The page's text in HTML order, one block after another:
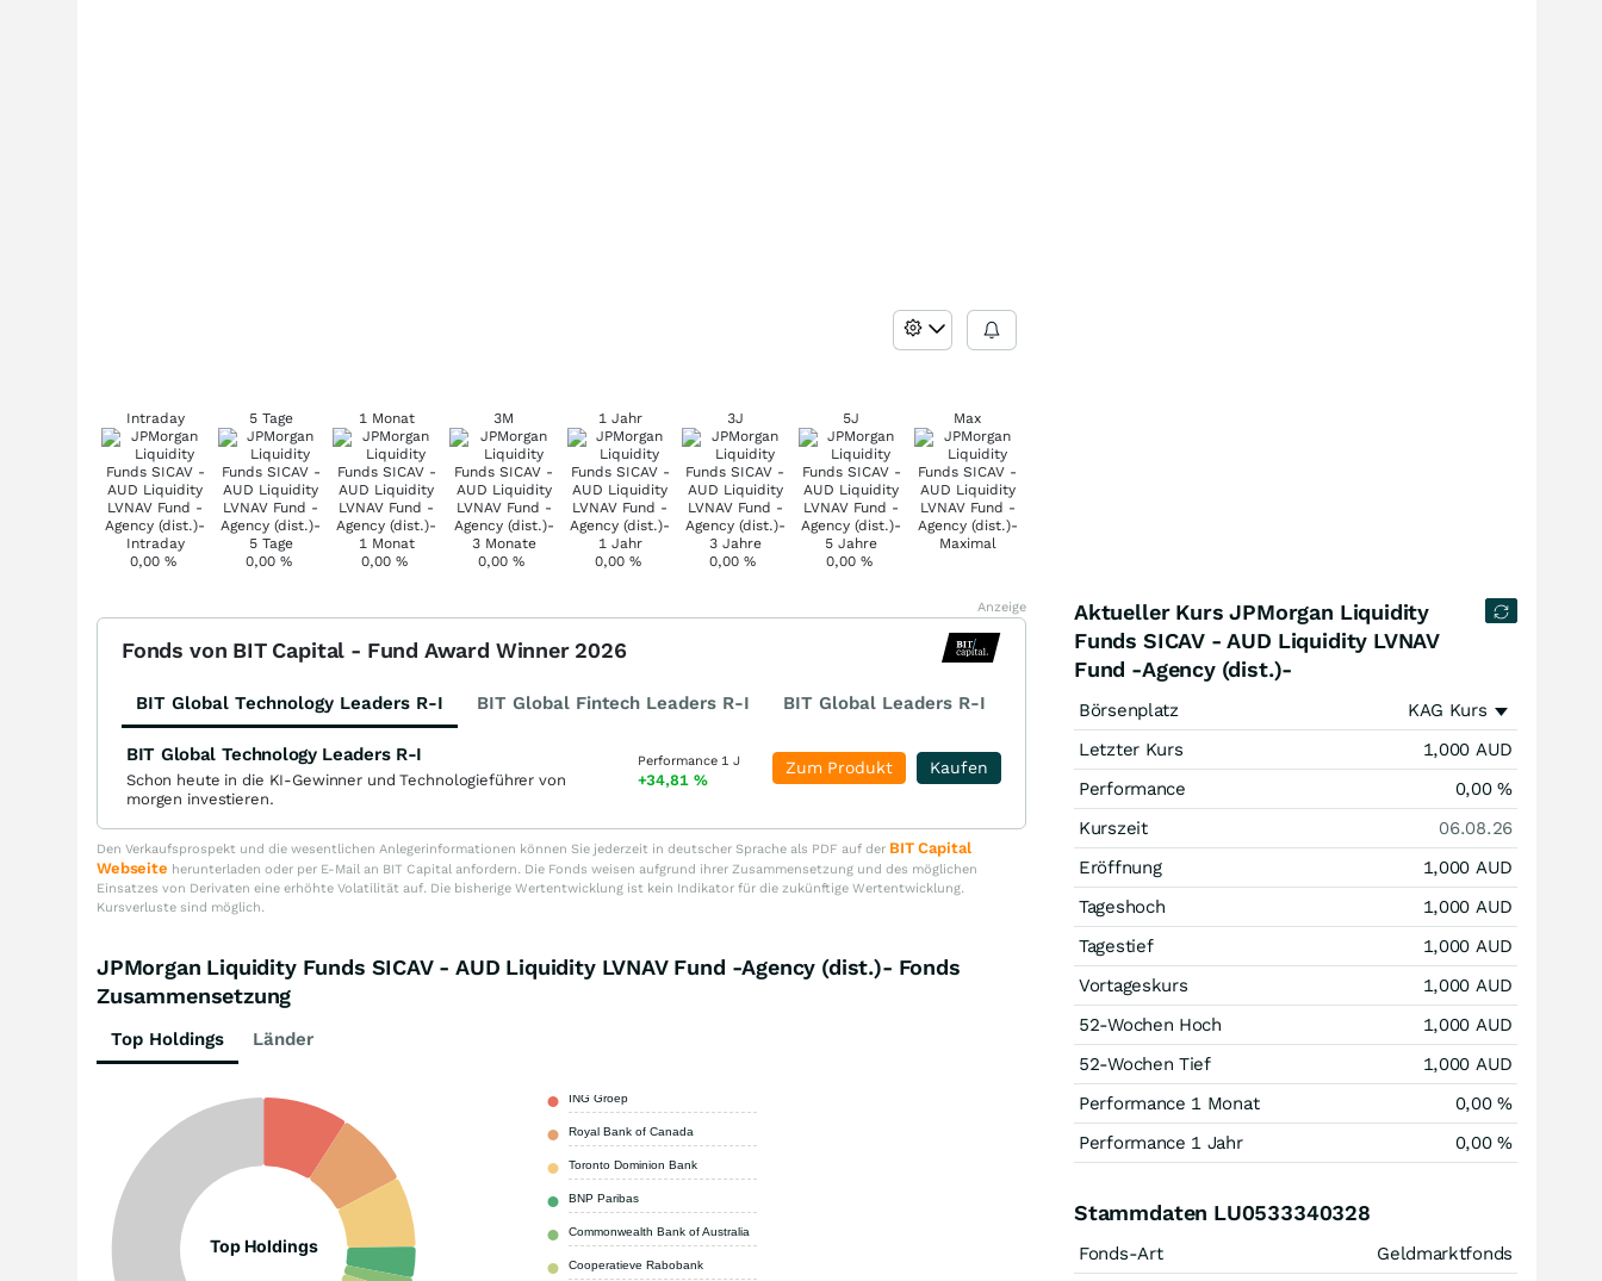
Intraday
0,00 %
5 Tage
0,00 %
1 Monat
0,00 %
3M
0,00%
1 Jahr
0,00 %
3J
0,00%
5J
0,00 %
Max
Anzeige
Fonds von BIT Capital - Fund Award Winner 2026
BIT Global Technology Leaders R-I BIT Global Fintech Leaders R-I BIT Global Leaders R-I
BIT Global Technology Leaders R-I
Schon heute in die KI-Gewinner und Technologieführer von
morgen investieren.
Performance 1 J
+34,81 %
Kaufen
Zum Produkt
Den Verkaufsprospekt und die wesentlichen Anlegerinformationen können Sie jederzeit in deutscher Sprache als PDF auf der BIT Capital
Webseite herunterladen oder per E-Mail an BIT Capital anfordern. Die Fonds weisen aufgrund ihrer Zusammensetzung und des möglichen
Einsatzes von Derivaten eine erhöhte Volatilität auf. Die bisherige Wertentwicklung ist kein Indikator für die zukünftige Wertentwicklung.
Kursverluste sind möglich.
JPMorgan Liquidity Funds SICAV - AUD Liquidity LVNAV Fund -Agency (dist.)- Fonds
Zusammensetzung
Top Holdings Länder
Top Holdings
ING Groep
Royal Bank of Canada
Toronto Dominion Bank
BNP Paribas
Commonwealth Bank of Australia
Cooperatieve Rabobank
Aktueller Kurs JPMorgan Liquidity
Funds SICAV - AUD Liquidity LVNAV
Fund -Agency (dist.)-
Börsenplatz
KAG Kurs
Letzter Kurs
1,000 AUD
Performance
0,00%
Kurszeit
06.08.26
Eröffnung
1,000 AUD
Tageshoch
1,000 AUD
Tagestief
1,000 AUD
Vortageskurs
1,000 AUD
52-Wochen Hoch
1,000 AUD
52-Wochen Tief
1,000 AUD
Performance 1 Monat
0,00%
Performance 1 Jahr
0,00%
Stammdaten LU0533340328
Fonds-Art Geldmarktfonds